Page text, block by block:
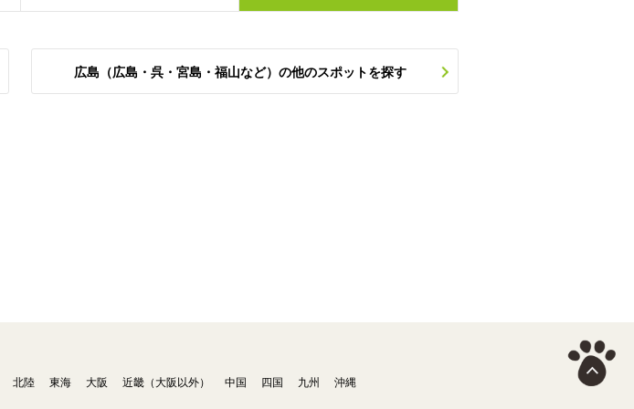
広島（広島・呉・宮島・福山など）の他のスポットを探す
北陸 東海 大阪 近畿（大阪以外） 中国 四国 九州
沖縄